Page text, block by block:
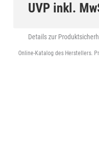
UVP inkl.
Details zur
Online-Katalog des Herstellers.